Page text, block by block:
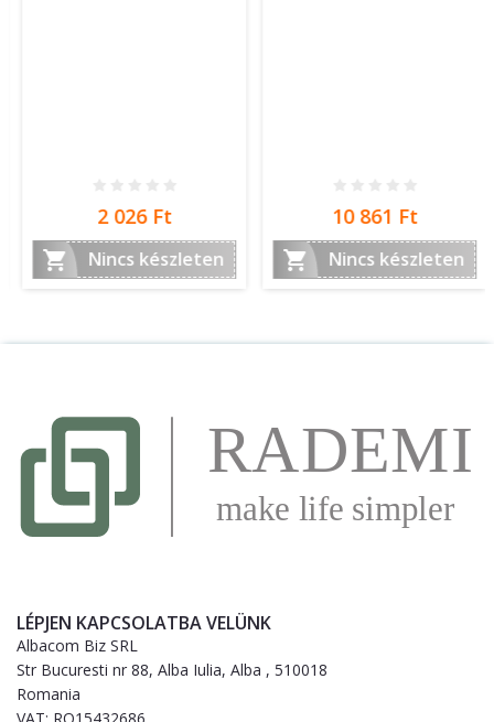
Ár
2 026 Ft

Nincs készleten
Ár
10 861 Ft

Nincs készleten
LÉPJEN KAPCSOLATBA VELÜNK
Albacom Biz SRL
Str Bucuresti nr 88, Alba Iulia, Alba , 510018
Romania